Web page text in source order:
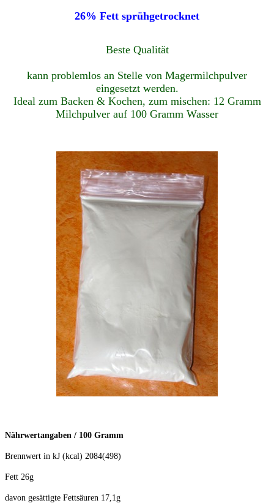
26% Fett sprühgetrocknet
Beste Qualität
kann problemlos an Stelle von Magermilchpulver
eingesetzt werden.
Ideal zum Backen & Kochen, zum mischen: 12 Gramm
Milchpulver auf 100 Gramm Wasser
Nährwertangaben / 100 Gramm
Brennwert in kJ (kcal) 2084(498)
Fett 26g
davon gesättigte Fettsäuren 17,1g